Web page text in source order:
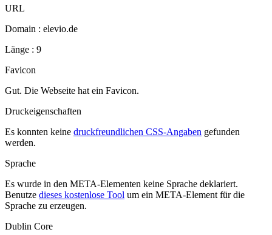
URL
Domain : elevio.de
Länge : 9
Favicon
Gut. Die Webseite hat ein Favicon.
Druckeigenschaften
Es konnten keine druckfreundlichen CSS-Angaben gefunden
werden.
Sprache
Es wurde in den META-Elementen keine Sprache deklariert.
Benutze dieses kostenlose Tool um ein META-Element für die
Sprache zu erzeugen.
Dublin Core